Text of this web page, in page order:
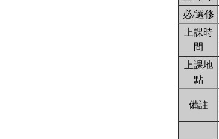
必/選修
上課時
間
上課地
點
備註